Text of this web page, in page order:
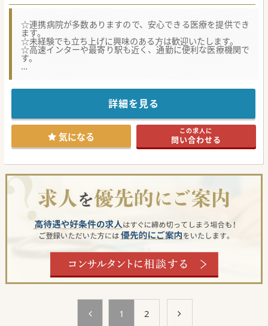
☆連携病院が多数ありますので、安心できる医療を提供でき
ます。
☆未経験でも立ち上げに興味のある方は歓迎いたします。
☆高速インターや最寄り駅も近く、通勤に便利な医療機関で
す。
救急から緩和ケアまで一貫して治療を行っており、地域の医
療を支えている病院です。
現在訪問診療は在籍医師が掛け持ちで担当しているため、専
従でご勤務いただける医師を募集しています。
是非お気軽にお問合せください。
#春入職可
詳細を見る
気になる この求人に
問い合わせる
1 2